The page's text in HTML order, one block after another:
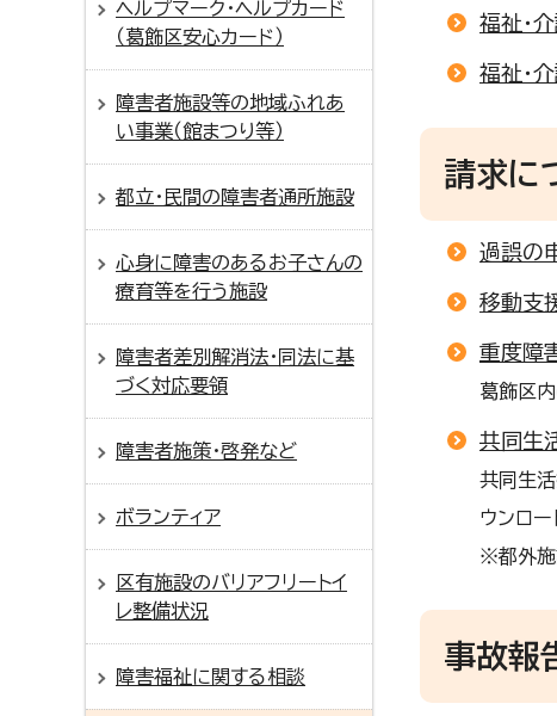
福祉・
福祉・
請求に
過誤の
移動支
重度障
葛飾区
共同生
共同生活
ウンロ
※都外施
事故報
ヘルプマーク・ヘルプカード
（葛飾区安心カード）
障害者施設等の地域ふれあ
い事業（館まつり等）
都立・民間の障害者通所施設
心身に障害のあるお子さんの
療育等を行う施設
障害者差別解消法・同法に基
づく対応要領
障害者施策・啓発など
ボランティア
区有施設のバリアフリートイ
レ整備状況
障害福祉に関する相談